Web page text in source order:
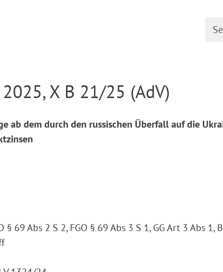
X B 21/25 (AdV)
ab dem durch den russischen Überfall auf die
69 Abs 2 S 2, FGO § 69 Abs 3 S 1, GG Art 3 Abs 1,